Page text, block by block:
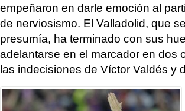
empeñaron en darle emoción al
de nerviosismo. El Valladolid, que
presumía, ha terminado con sus
adelantarse en el marcador en dos
las indecisiones de Víctor Valdés y